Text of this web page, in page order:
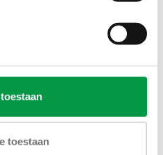
toestaan